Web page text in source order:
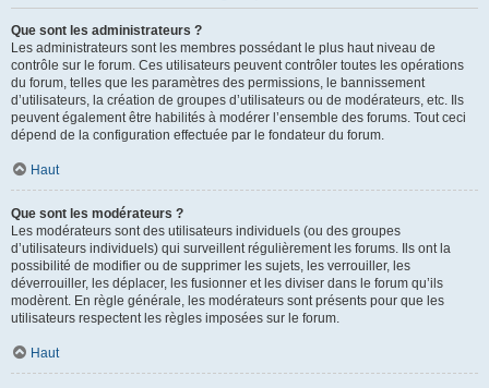
Que sont les administrateurs ?
Les administrateurs sont les membres possédant le plus haut niveau de
contrôle sur le forum. Ces utilisateurs peuvent contrôler toutes les opérations
du forum, telles que les paramètres des permissions, le bannissement
d’utilisateurs, la création de groupes d’utilisateurs ou de modérateurs, etc. Ils
peuvent également être habilités à modérer l’ensemble des forums. Tout ceci
dépend de la configuration effectuée par le fondateur du forum.
Haut
Que sont les modérateurs ?
Les modérateurs sont des utilisateurs individuels (ou des groupes
d’utilisateurs individuels) qui surveillent régulièrement les forums. Ils ont la
possibilité de modifier ou de supprimer les sujets, les verrouiller, les
déverrouiller, les déplacer, les fusionner et les diviser dans le forum qu’ils
modèrent. En règle générale, les modérateurs sont présents pour que les
utilisateurs respectent les règles imposées sur le forum.
Haut